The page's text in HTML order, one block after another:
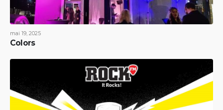
mai 19, 2025
Colors